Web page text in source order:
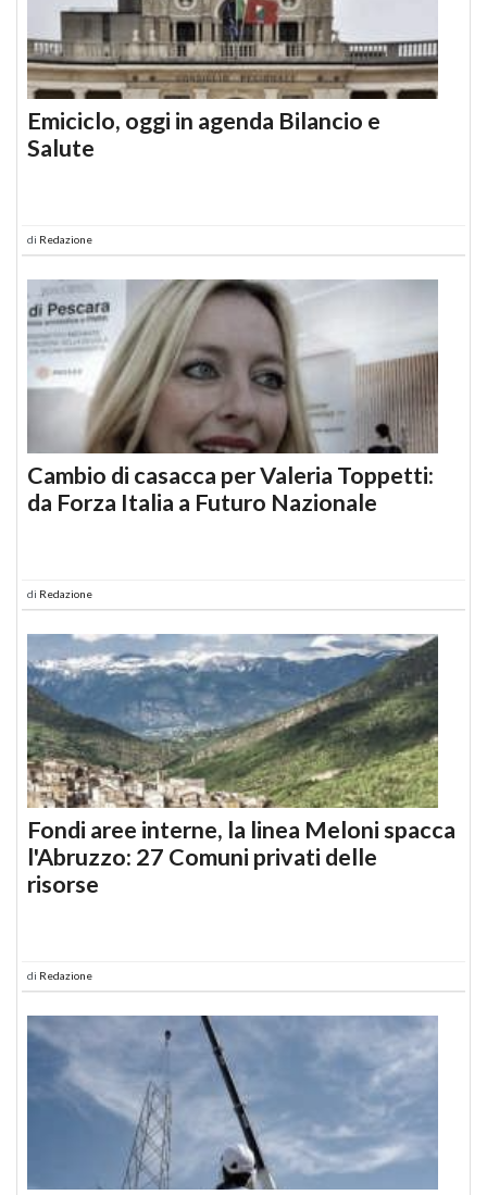
Emiciclo, oggi in agenda Bilancio e
Salute
di Redazione
Cambio di casacca per Valeria Toppetti:
da Forza Italia a Futuro Nazionale
di Redazione
Fondi aree interne, la linea Meloni spacca
l'Abruzzo: 27 Comuni privati delle
risorse
di Redazione